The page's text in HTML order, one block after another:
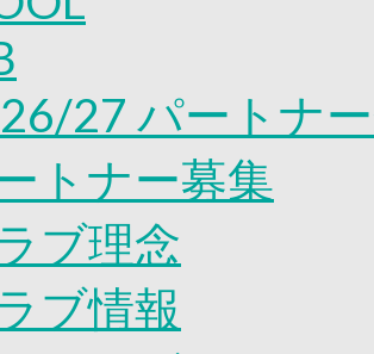
27 パートナ
トナー募集
ブ理念
ブ情報